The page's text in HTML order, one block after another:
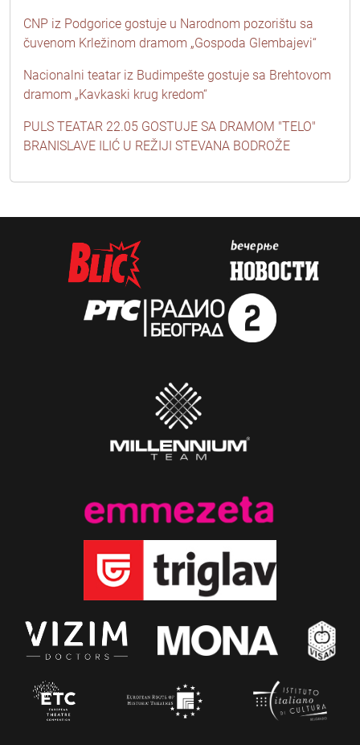
CNP iz Podgorice gostuje u Narodnom pozorištu sa
čuvenom Krležinom dramom „Gospoda Glembajevi“
Nacionalni teatar iz Budimpešte gostuje sa Brehtovom
dramom „Kavkaski krug kredom“
PULS TEATAR 22.05 GOSTUJE SA DRAMOM "TELO"
BRANISLAVE ILIĆ U REŽIJI STEVANA BODROŽE